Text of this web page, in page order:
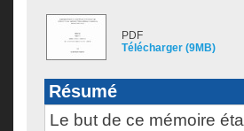
PDF
Télécharger (9MB)
Résumé
Le but de ce mémoire